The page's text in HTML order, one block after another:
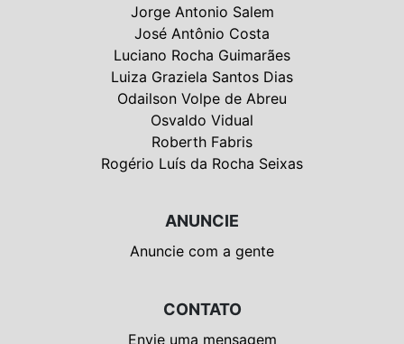
Jorge Antonio Salem
José Antônio Costa
Luciano Rocha Guimarães
Luiza Graziela Santos Dias
Odailson Volpe de Abreu
Osvaldo Vidual
Roberth Fabris
Rogério Luís da Rocha Seixas
ANUNCIE
Anuncie com a gente
CONTATO
Envie uma mensagem